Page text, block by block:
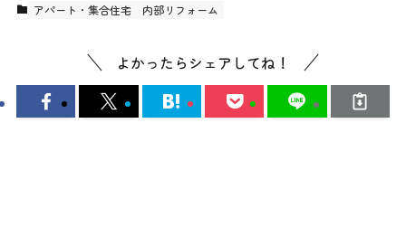
アパート・集合住宅 内部リフォーム
よかったらシェアしてね！